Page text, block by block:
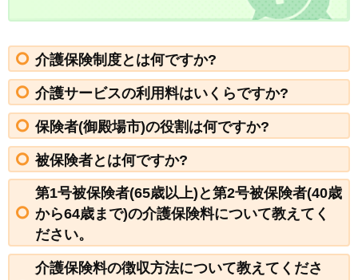
介護保険制度とは何ですか?
介護サービスの利用料はいくらですか?
保険者(御殿場市)の役割は何ですか?
被保険者とは何ですか?
第1号被保険者(65歳以上)と第2号被保険者(40歳
から64歳まで)の介護保険料について教えてく
ださい。
介護保険料の徴収方法について教えてくださ